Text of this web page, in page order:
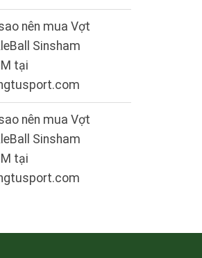
nên mua Vợt
Sinsham
tại
nên mua Vợt
Sinsham
tại